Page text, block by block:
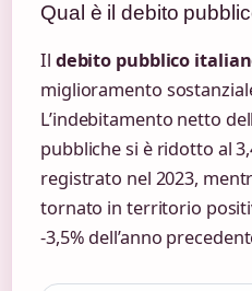
Qual è il debito
Il debito pubblico
miglioramento
L’indebitamento netto
pubbliche si è ridotto al
registrato nel 2023,
tornato in territorio
-3,5% dell’anno